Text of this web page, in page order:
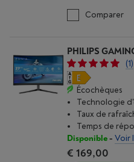
Comparer
PHILIPS
(1)
Écochèques
Technologie
Taux de
Temps de
Disponible- Voir
€ 169,00